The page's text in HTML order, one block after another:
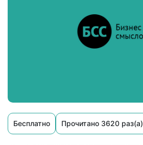
Бесплатно Прочитано 3620 раз(а)